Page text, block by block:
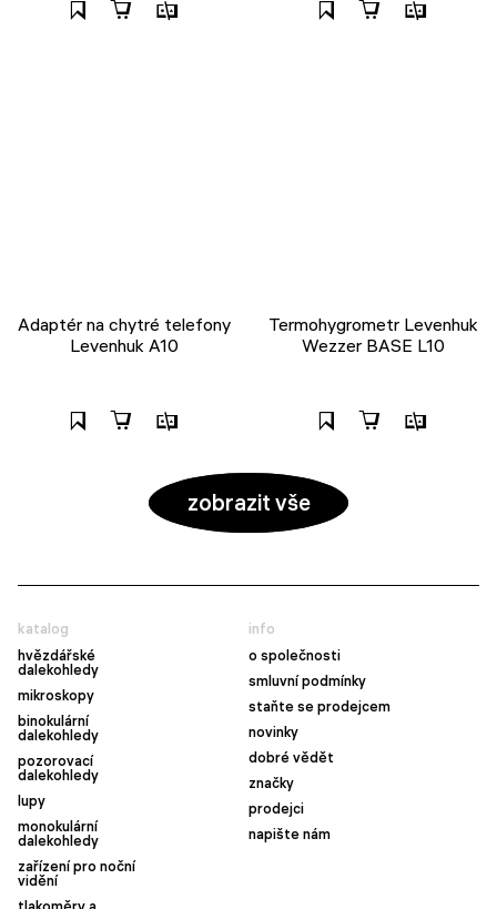
Adaptér na chytré telefony
Levenhuk A10
Termohygrometr Levenhuk
Wezzer BASE L10
zobrazit vše
katalog
hvězdářské
dalekohledy
mikroskopy
binokulární
dalekohledy
pozorovací
dalekohledy
lupy
monokulární
dalekohledy
zařízení pro noční
vidění
info
o společnosti
smluvní podmínky
staňte se prodejcem
novinky
dobré vědět
značky
prodejci
napište nám